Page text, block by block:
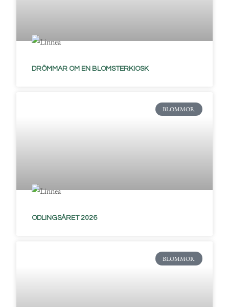
DRÖMMAR OM EN BLOMSTERKIOSK
BLOMMOR
ODLINGSÅRET 2026
BLOMMOR